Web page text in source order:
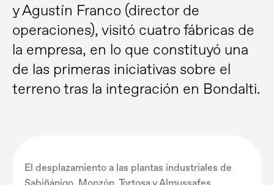
y Agustín Franco (director de
operaciones), visitó cuatro fábricas de
la empresa, en lo que constituyó una
de las primeras iniciativas sobre el
terreno tras la integración en Bondalti.
El desplazamiento a las plantas industriales de